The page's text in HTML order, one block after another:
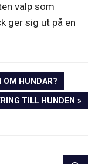
valp som
ger sig ut på en
OM HUNDAR?
TILL HUNDEN